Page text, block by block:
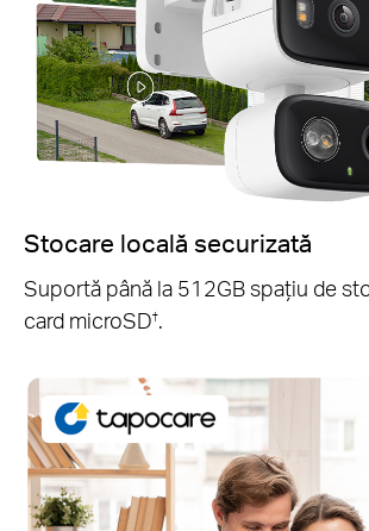
Stocare locală securizată
Suportă până la 512GB spațiu de
card microSD†.